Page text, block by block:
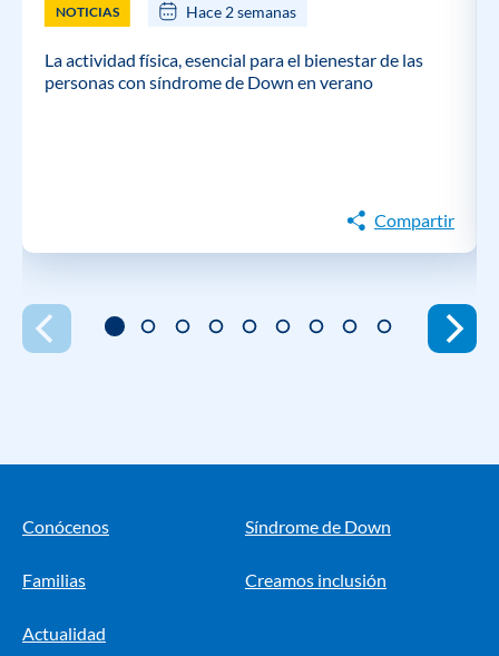
NOTICIAS Hace 2 semanas
La actividad física, esencial para el bienestar de las
personas con síndrome de Down en verano
Compartir
Conócenos Síndrome de Down
Familias Creamos inclusión
Actualidad